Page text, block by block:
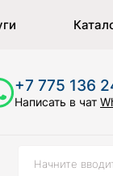
+7 775 136
Написать в чат